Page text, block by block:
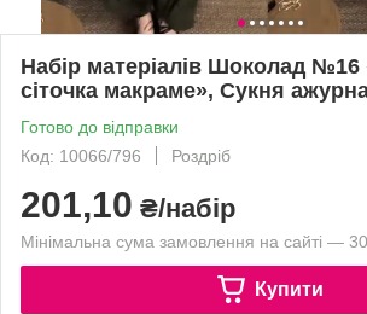
Набір матеріалів Шоколад №16
сіточка макраме», Сукня
Готово до відправки
Код: 10066/796
Роздріб
201,10 ₴/набір
Мінімальна сума замовлення на сайті —
Купити